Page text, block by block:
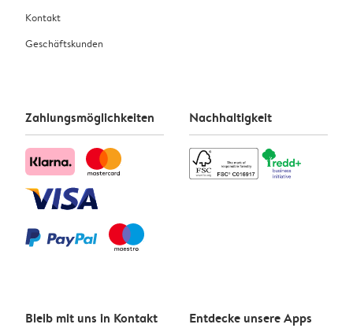
Kontakt
Geschäftskunden
Zahlungsmöglichkeiten Nachhaltigkeit
Bleib mit uns in Kontakt Entdecke unsere Apps